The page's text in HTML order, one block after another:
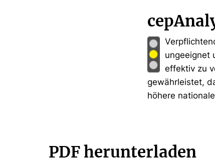
ungeeignet
effektiv zu
gewährleistet,
höhere
PDF herunterladen